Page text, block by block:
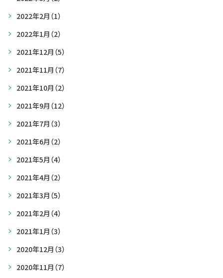
2022年2月 （1）
2022年1月 （2）
2021年12月 （5）
2021年11月 （7）
2021年10月 （2）
2021年9月 （12）
2021年7月 （3）
2021年6月 （2）
2021年5月 （4）
2021年4月 （2）
2021年3月 （5）
2021年2月 （4）
2021年1月 （3）
2020年12月 （3）
2020年11月 （7）